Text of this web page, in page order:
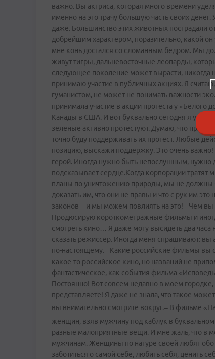
важно. Вы актриса, которая много времени
именно на это трачу большую часть своих
даже. Большинство этих животных пострадали
добрейшим характером, поразительно, какой
мне конь достался со сломанным бедром. Мы
живут тигры, дальневосточные леопарды,
следующее поколение может вырасти, никогда
принимаю участие в публичных акциях. Я
гуманистом, не может не понимать важности
принимала участие в акции протеста у
Канады в США. И вот буквально сегодня я
зеленые активно протестуют. Думаю, что прямо
точно буду поддерживать их протест. Любые
позицию, выскажи поддержку. Это очень
герой. Иногда нужно быть непослушным, нужно
подсказывает сердце.Когда корпорации тратят
планы по уничтожению природы, мы не должны
доказать им, что они не правы и что с рук им
законов – и мы можем повлиять на это!– Чем вы
Продюсирую короткометражные фильмы и
смотреть кино… Я даже могу высидеть два часа
сказать режиссер. Иногда меня спрашивают: вы
по-настоящему.– Какие российские фильмы вы
какое-­то российское кино, но названий не
фантастическое, как события фильма
Постоянно! Вот совсем недавно в моем
представляете! Я даже не знала, что такое
вы внимательно смотрите вокруг.– В фильме
женщин, взяв мужчину под каблук в
разные малоприятные вещи. И мне жаль, что в
мужчинам. Женщины по натуре своей любят обо
заботиться о самой себе, любить себя, ценить